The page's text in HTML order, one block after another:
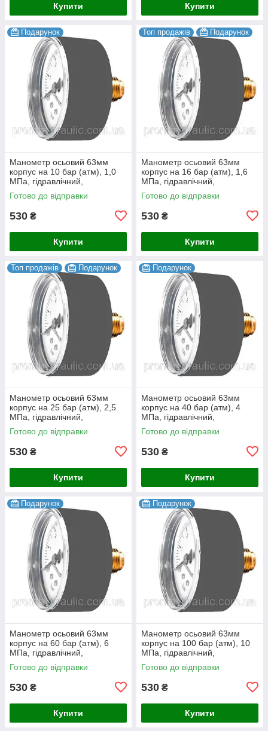
Купити Купити
Подарунок
Манометр осьовий 63мм
корпус на 10 бар (атм), 1,0
МПа, гідравлічний,
гліцеринонаповнений,
гліцериновий
Готово до відправки
530 ₴
Купити
Топ продажів Подарунок
Манометр осьовий 63мм
корпус на 16 бар (атм), 1,6
МПа, гідравлічний,
гліцеринонаповнений,
гліцериновий
Готово до відправки
530 ₴
Купити
Топ продажів Подарунок
Манометр осьовий 63мм
корпус на 25 бар (атм), 2,5
МПа, гідравлічний,
гліцеринонаповнений,
гліцериновий
Готово до відправки
530 ₴
Купити
Подарунок
Манометр осьовий 63мм
корпус на 40 бар (атм), 4
МПа, гідравлічний,
гліцеринонаповнений,
гліцериновий
Готово до відправки
530 ₴
Купити
Подарунок
Манометр осьовий 63мм
корпус на 60 бар (атм), 6
МПа, гідравлічний,
гліцеринонаповнений,
гліцериновий
Готово до відправки
530 ₴
Купити
Подарунок
Манометр осьовий 63мм
корпус на 100 бар (атм), 10
МПа, гідравлічний,
гліцеринонаповнений,
гліцериновий
Готово до відправки
530 ₴
Купити